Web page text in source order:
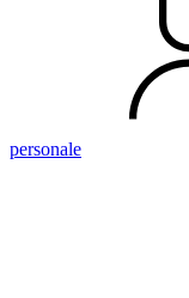
personale